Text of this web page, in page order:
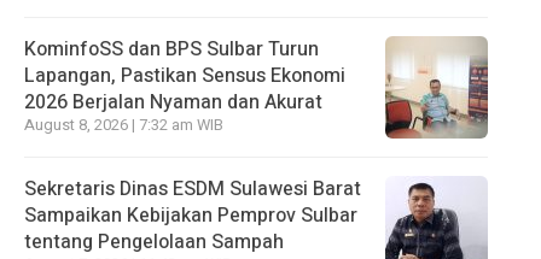
KominfoSS dan BPS Sulbar Turun
Lapangan, Pastikan Sensus Ekonomi
2026 Berjalan Nyaman dan Akurat
August 8, 2026 | 7:32 am WIB
Sekretaris Dinas ESDM Sulawesi Barat
Sampaikan Kebijakan Pemprov Sulbar
tentang Pengelolaan Sampah